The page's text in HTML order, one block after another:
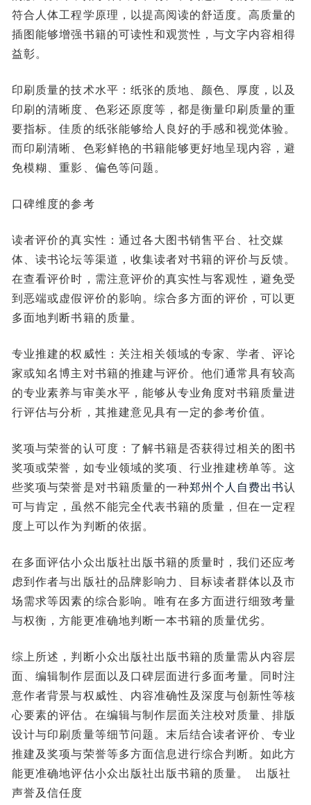
符合人体工程学原理，以提高阅读的舒适度。高质量的
插图能够增强书籍的可读性和观赏性，与文字内容相得
益彰。
印刷质量的技术水平：纸张的质地、颜色、厚度，以及
印刷的清晰度、色彩还原度等，都是衡量印刷质量的重
要指标。佳质的纸张能够给人良好的手感和视觉体验。
而印刷清晰、色彩鲜艳的书籍能够更好地呈现内容，避
免模糊、重影、偏色等问题。
口碑维度的参考
读者评价的真实性：通过各大图书销售平台、社交媒
体、读书论坛等渠道，收集读者对书籍的评价与反馈。
在查看评价时，需注意评价的真实性与客观性，避免受
到恶端或虚假评价的影响。综合多方面的评价，可以更
多面地判断书籍的质量。
专业推建的权威性：关注相关领域的专家、学者、评论
家或知名博主对书籍的推建与评价。他们通常具有较高
的专业素养与审美水平，能够从专业角度对书籍质量进
行评估与分析，其推建意见具有一定的参考价值。
奖项与荣誉的认可度：了解书籍是否获得过相关的图书
奖项或荣誉，如专业领域的奖项、行业推建榜单等。这
些奖项与荣誉是对书籍质量的一种郑州个人自费出书认
可与肯定，虽然不能完全代表书籍的质量，但在一定程
度上可以作为判断的依据。
在多面评估小众出版社出版书籍的质量时，我们还应考
虑到作者与出版社的品牌影响力、目标读者群体以及市
场需求等因素的综合影响。唯有在多方面进行细致考量
与权衡，方能更准确地判断一本书籍的质量优劣。
综上所述，判断小众出版社出版书籍的质量需从内容层
面、编辑制作层面以及口碑层面进行多面考量。同时注
意作者背景与权威性、内容准确性及深度与创新性等核
心要素的评估。在编辑与制作层面关注校对质量、排版
设计与印刷质量等细节问题。末后结合读者评价、专业
推建及奖项与荣誉等多方面信息进行综合判断。如此方
能更准确地评估小众出版社出版书籍的质量。 出版社
声誉及信任度